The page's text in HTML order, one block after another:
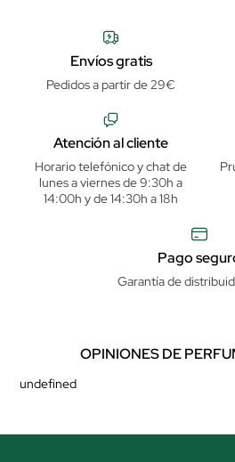
Envíos gratis
Pedidos a partir de 29€
Atención al cliente
Horario telefónico y chat de
lunes a viernes de 9:30h a
14:00h y de 14:30h a 18h
Pago
Garantía de
OPINIONES DE
undefined